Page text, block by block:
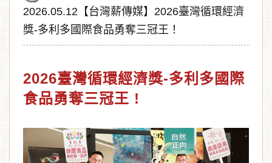
2026.05.12【台灣薪傳媒】2026臺灣循環經濟
獎-多利多國際食品勇奪三冠王！
2026臺灣循環經濟獎-多利多國際
食品勇奪三冠王 !